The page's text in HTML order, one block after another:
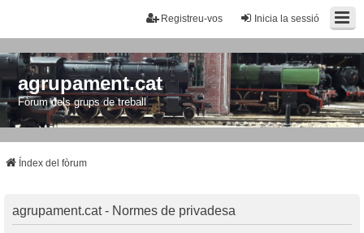
Inicia la sessió
Registreu-vos
agrupament.cat
Fòrum dels grups de treball
Índex del fòrum
agrupament.cat - Normes de privadesa